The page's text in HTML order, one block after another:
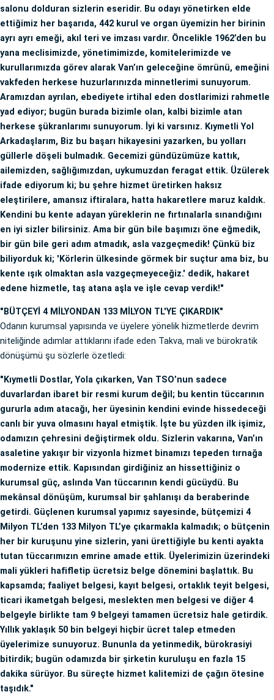
salonu dolduran sizlerin eseridir. Bu odayı yönetirken elde
ettiğimiz her başarıda, 442 kurul ve organ üyemizin her birinin
ayrı ayrı emeği, akıl teri ve imzası vardır. Öncelikle 1962’den bu
yana meclisimizde, yönetimimizde, komitelerimizde ve
kurullarımızda görev alarak Van’ın geleceğine ömrünü, emeğini
vakfeden herkese huzurlarınızda minnetlerimi sunuyorum.
Aramızdan ayrılan, ebediyete irtihal eden dostlarimizi rahmetle
yad ediyor; bugün burada bizimle olan, kalbi bizimle atan
herkese şükranlarımı sunuyorum. İyi ki varsınız. Kıymetli Yol
Arkadaşlarım, Biz bu başarı hikayesini yazarken, bu yolları
güllerle döşeli bulmadık. Gecemizi gündüzümüze kattık,
ailemizden, sağlığımızdan, uykumuzdan feragat ettik. Üzülerek
ifade ediyorum ki; bu şehre hizmet üretirken haksız
eleştirilere, amansız iftiralara, hatta hakaretlere maruz kaldık.
Kendini bu kente adayan yüreklerin ne fırtınalarla sınandığını
en iyi sizler bilirsiniz. Ama bir gün bile başımızı öne eğmedik,
bir gün bile geri adım atmadık, asla vazgeçmedik! Çünkü biz
biliyorduk ki; 'Körlerin ülkesinde görmek bir suçtur ama biz, bu
kente ışık olmaktan asla vazgeçmeyeceğiz.' dedik, hakaret
edene hizmetle, taş atana aşla ve işle cevap verdik!"
"BÜTÇEYİ 4 MİLYONDAN 133 MİLYON TL'YE ÇIKARDIK"
Odanın kurumsal yapısında ve üyelere yönelik hizmetlerde devrim
niteliğinde adımlar attıklarını ifade eden Takva, mali ve bürokratik
dönüşümü şu sözlerle özetledi:
"Kıymetli Dostlar, Yola çıkarken, Van TSO’nun sadece
duvarlardan ibaret bir resmi kurum değil; bu kentin tüccarının
gururla adım atacağı, her üyesinin kendini evinde hissedeceği
canlı bir yuva olmasını hayal etmiştik. İşte bu yüzden ilk işimiz,
odamızın çehresini değiştirmek oldu. Sizlerin vakarına, Van’ın
asaletine yakışır bir vizyonla hizmet binamızı tepeden tırnağa
modernize ettik. Kapısından girdiğiniz an hissettiğiniz o
kurumsal güç, aslında Van tüccarının kendi gücüydü. Bu
mekânsal dönüşüm, kurumsal bir şahlanışı da beraberinde
getirdi. Güçlenen kurumsal yapımız sayesinde, bütçemizi 4
Milyon TL’den 133 Milyon TL’ye çıkarmakla kalmadık; o bütçenin
her bir kuruşunu yine sizlerin, yani ürettiğiyle bu kenti ayakta
tutan tüccarımızın emrine amade ettik. Üyelerimizin üzerindeki
mali yükleri hafifletip ücretsiz belge dönemini başlattık. Bu
kapsamda; faaliyet belgesi, kayıt belgesi, ortaklık teyit belgesi,
ticari ikametgah belgesi, meslekten men belgesi ve diğer 4
belgeyle birlikte tam 9 belgeyi tamamen ücretsiz hale getirdik.
Yıllık yaklaşık 50 bin belgeyi hiçbir ücret talep etmeden
üyelerimize sunuyoruz. Bununla da yetinmedik, bürokrasiyi
bitirdik; bugün odamızda bir şirketin kuruluşu en fazla 15
dakika sürüyor. Bu süreçte hizmet kalitemizi de çağın ötesine
taşıdık."